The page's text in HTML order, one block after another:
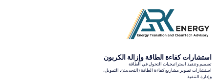
استشارات كفاءة الطاقة وإزالة الكربون
تصميم وتنفيذ استراتيجيات التحول في الطاقة
استشارات تطوير مشاريع كفاءة الطاقة (التحديث)، التمويل،
وإدارة التنفيذ